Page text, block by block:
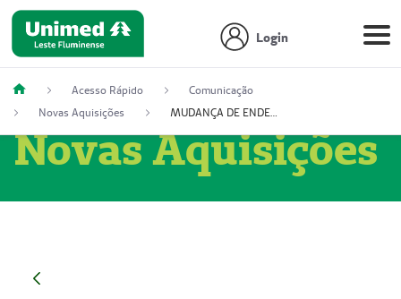
Login
Acesso Rápido
Comunicação
Novas Aquisições
MUDANÇA DE ENDEREÇO - DIAGITAB SERVIÇOS MÉDICOS LTDA (54003267-5)
Novas Aquisições